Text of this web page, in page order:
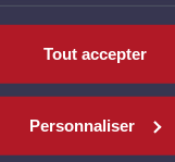
du site.
Tout accepter
Personnaliser